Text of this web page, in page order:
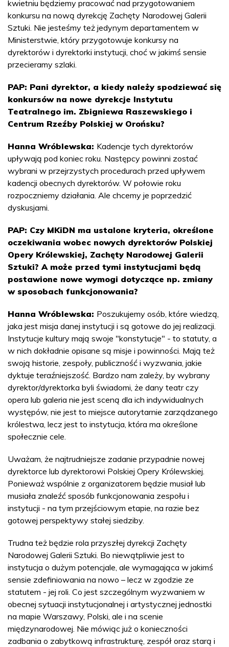
kwietniu będziemy pracować nad przygotowaniem
konkursu na nową dyrekcję Zachęty Narodowej Galerii
Sztuki. Nie jesteśmy też jedynym departamentem w
Ministerstwie, który przygotowuje konkursy na
dyrektorów i dyrektorki instytucji, choć w jakimś sensie
przecieramy szlaki.
PAP: Pani dyrektor, a kiedy należy spodziewać się
konkursów na nowe dyrekcje Instytutu
Teatralnego im. Zbigniewa Raszewskiego i
Centrum Rzeźby Polskiej w Orońsku?
Hanna Wróblewska: Kadencje tych dyrektorów
upływają pod koniec roku. Następcy powinni zostać
wybrani w przejrzystych procedurach przed upływem
kadencji obecnych dyrektorów. W połowie roku
rozpoczniemy działania. Ale chcemy je poprzedzić
dyskusjami.
PAP: Czy MKiDN ma ustalone kryteria, określone
oczekiwania wobec nowych dyrektorów Polskiej
Opery Królewskiej, Zachęty Narodowej Galerii
Sztuki? A może przed tymi instytucjami będą
postawione nowe wymogi dotyczące np. zmiany
w sposobach funkcjonowania?
Hanna Wróblewska: Poszukujemy osób, które wiedzą,
jaka jest misja danej instytucji i są gotowe do jej realizacji.
Instytucje kultury mają swoje "konstytucje" - to statuty, a
w nich dokładnie opisane są misje i powinności. Mają też
swoją historie, zespoły, publiczność i wyzwania, jakie
dyktuje teraźniejszość. Bardzo nam zależy, by wybrany
dyrektor/dyrektorka byli świadomi, że dany teatr czy
opera lub galeria nie jest sceną dla ich indywidualnych
występów, nie jest to miejsce autorytarnie zarządzanego
królestwa, lecz jest to instytucja, która ma określone
społecznie cele.
Uważam, że najtrudniejsze zadanie przypadnie nowej
dyrektorce lub dyrektorowi Polskiej Opery Królewskiej.
Ponieważ wspólnie z organizatorem będzie musiał lub
musiała znaleźć sposób funkcjonowania zespołu i
instytucji - na tym przejściowym etapie, na razie bez
gotowej perspektywy stałej siedziby.
Trudna też będzie rola przyszłej dyrekcji Zachęty
Narodowej Galerii Sztuki. Bo niewątpliwie jest to
instytucja o dużym potencjale, ale wymagająca w jakimś
sensie zdefiniowania na nowo – lecz w zgodzie ze
statutem - jej roli. Co jest szczególnym wyzwaniem w
obecnej sytuacji instytucjonalnej i artystycznej jednostki
na mapie Warszawy, Polski, ale i na scenie
międzynarodowej. Nie mówiąc już o konieczności
zadbania o zabytkową infrastrukturę, zespół oraz starą i